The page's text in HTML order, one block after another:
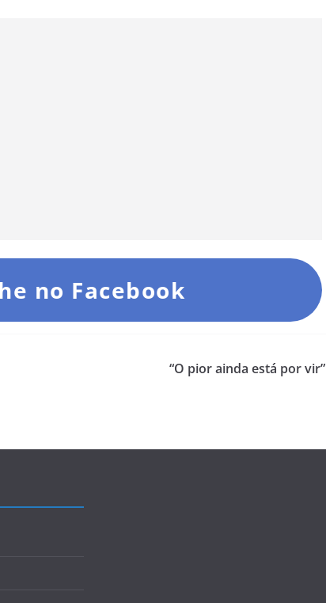
no Facebook
“O pior ainda está por vir”